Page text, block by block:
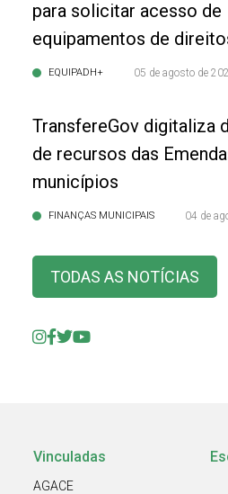
para solicitar acesso de
equipamentos de
EQUIPADH+ 05 de agosto de
TransfereGov digitaliza
de recursos das
municípios
FINANÇAS MUNICIPAIS 04 de
TODAS AS NOTÍCIAS
Vinculadas
AGACE